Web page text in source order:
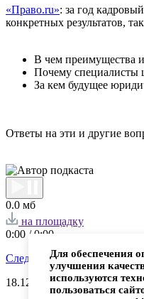
«Право.ru»: за год
конкретных результатов,
В чем преимущества и
Почему специалисты
За кем будущее
Ответы на эти и другие
0.0 мб
на площадку
0:00 /0:00
Следующая публикация
18.12.
2024
Для обеспечения
улучшения
используются
пользоваться